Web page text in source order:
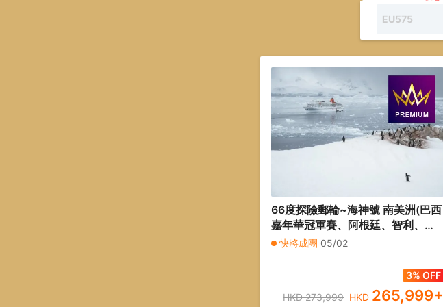
EU575
66度探險郵輪~海神號 南美洲(巴西
嘉年華冠軍賽、阿根廷、智利、復
活節島、秘魯)、南極洲 32天郵輪
快將成團 05/02
3% OFF
HKD 273,999 HKD 265,999+